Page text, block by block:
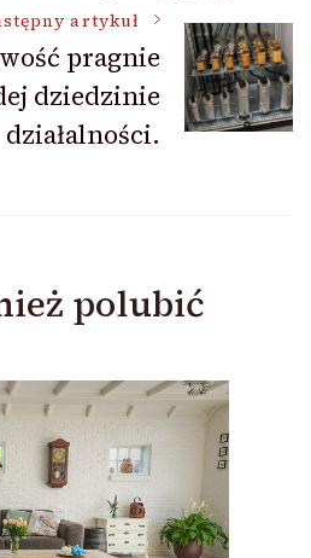
artykuł
pragnie
dziedzinie
działalności.
polubić